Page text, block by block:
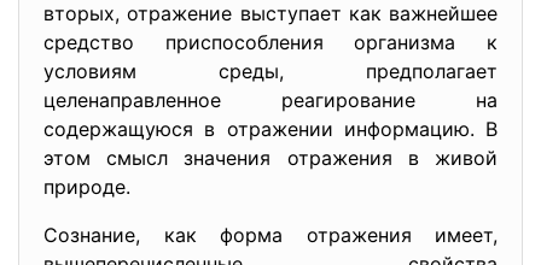
вторых, отражение выступает как важнейшее
средство приспособления организма к
условиям среды, предполагает
целенаправленное реагирование на
содержащуюся в отражении информацию. В
этом смысл значения отражения в живой
природе.
Сознание, как форма отражения имеет,